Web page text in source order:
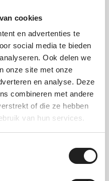
cookies
en advertenties te
social media te bieden
Ook delen we
onze site met onze
en analyse. Deze
combineren met andere
of die ze hebben
van hun services.
Schoonmaak
Op voorraad